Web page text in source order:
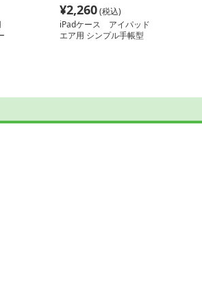
¥2,260(税込)
iPadケース アイパッド
エア用 シンプル手帳型